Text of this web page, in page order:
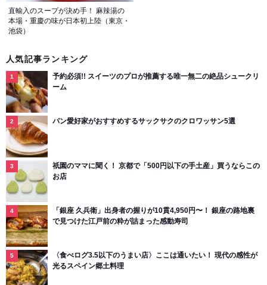
直輸入のスープが決め手！ 麻辣湯の
本場・重慶の味が日本初上陸（東京・
池袋）
人気記事ランキング
予約必須!! スイーツのプロが推薦する唯一無二の絶品シュークリ
ーム
パン愛好家がおすすめするサックサクのクロワッサン5選
祇園のママに聞く！ 京都で「500円以下の手土産」買うならこの
お店
「銀座 久兵衛」出身者の握りが10貫4,950円〜！ 銀座の路地裏
で見つけた江戸前の粋が詰まった感動寿司
〈食べログ3.5以下のうまい店〉ここは通いたい！ 現代の感性が
光るスペイン郷土料理